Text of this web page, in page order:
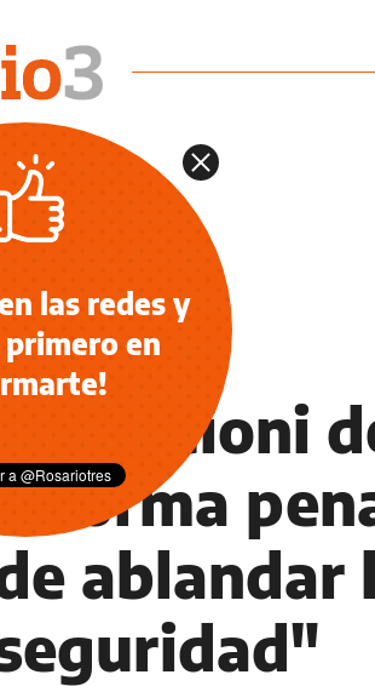
POLÍTICA
Cococcioni
ablandar
las redes y
primero en